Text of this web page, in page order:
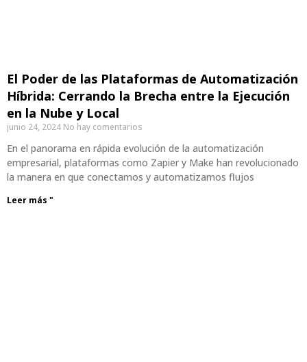
El Poder de las Plataformas de Automatización
Híbrida: Cerrando la Brecha entre la Ejecución
en la Nube y Local
junio 24, 2024 No hay comentarios
En el panorama en rápida evolución de la automatización
empresarial, plataformas como Zapier y Make han revolucionado
la manera en que conectamos y automatizamos flujos
Leer más "